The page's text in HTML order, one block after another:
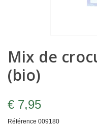
Mix de
(bio)
€ 7,95
Référence 009180